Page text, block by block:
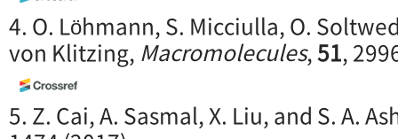
4. O. Löhmann, S. Micciulla, O.
von Klitzing, Macromolecules,51,
5. Z. Cai, A. Sasmal, X. Liu, and S. A.